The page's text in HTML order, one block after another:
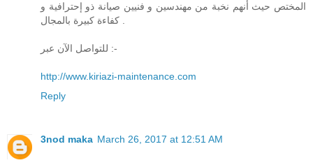
المختص حيث أنهم نخبة من مهندسين و فنيين صيانة ذو إحترافية و
كفاءة كبيرة بالمجال .
للتواصل الآن عبر :-
http://www.kiriazi-maintenance.com
Reply
3nod maka March 26, 2017 at 12:51 AM